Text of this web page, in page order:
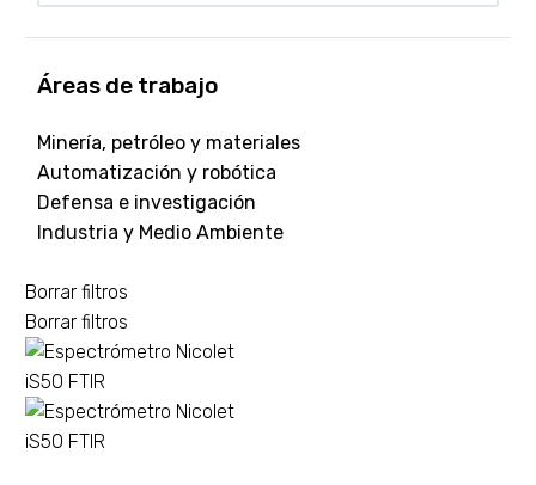
Áreas de trabajo
Minería, petróleo y materiales
Automatización y robótica
Defensa e investigación
Industria y Medio Ambiente
Borrar filtros
Borrar filtros